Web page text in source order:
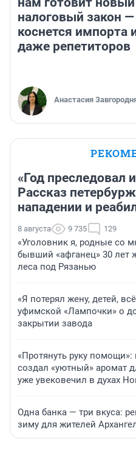
налоговый закон —
коснется импорта
даже репетиторов
Анастасия
«Год преследовал
Рассказ
нападении и
8 августа 9 735 129
«Уголовник я, родные со
бывший «афганец» 30 лет
леса под Рязанью
«Я потерял жену, детей,
уфимской «Лампочки» о
закрытии завода
«Протянуть руку
создал «уютный» аромат
уже увековечил в духах
Одна банка — три вкуса:
зиму для жителей